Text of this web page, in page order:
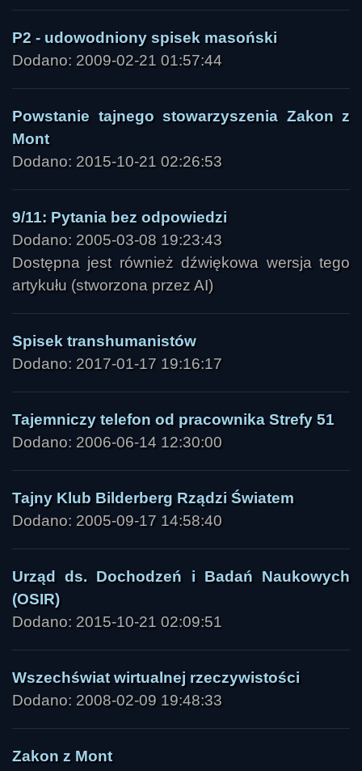
P2 - udowodniony spisek masoński
Dodano: 2009-02-21 01:57:44
Powstanie tajnego stowarzyszenia Zakon z
Mont
Dodano: 2015-10-21 02:26:53
9/11: Pytania bez odpowiedzi
Dodano: 2005-03-08 19:23:43
Dostępna jest również dźwiękowa wersja tego
artykułu (stworzona przez AI)
Spisek transhumanistów
Dodano: 2017-01-17 19:16:17
Tajemniczy telefon od pracownika Strefy 51
Dodano: 2006-06-14 12:30:00
Tajny Klub Bilderberg Rządzi Światem
Dodano: 2005-09-17 14:58:40
Urząd ds. Dochodzeń i Badań Naukowych
(OSIR)
Dodano: 2015-10-21 02:09:51
Wszechświat wirtualnej rzeczywistości
Dodano: 2008-02-09 19:48:33
Zakon z Mont